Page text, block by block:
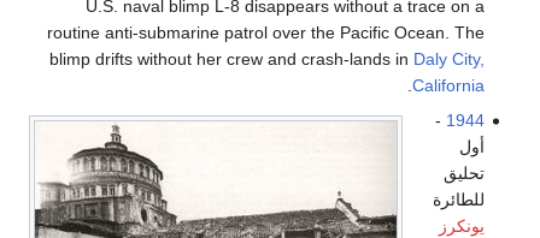
U.S. naval blimp L-8 disappears without a trace on a
routine anti-submarine patrol over the Pacific Ocean. The
blimp drifts without her crew and crash-lands in Daly City,
California
1944
-
أول
تحليق
للطائرة
يونكرز